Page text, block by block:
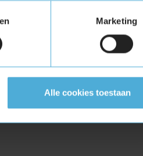
Marketing
Alle cookies toestaan
Uniroyal